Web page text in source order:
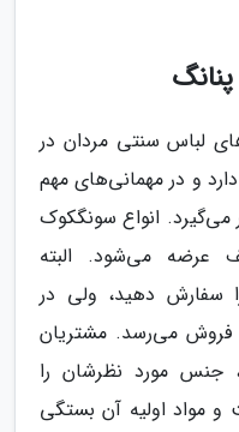
لباس سنتی مردان در
و در مهمانی‌های مهم
می‌گیرد. انواع سونگکوک
عرضه می‌شود. البته
سفارش دهید، ولی در
به فروش می‌رسد. مشتریان
جنس مورد نظرشان را
و مواد اولیه آن بستگی